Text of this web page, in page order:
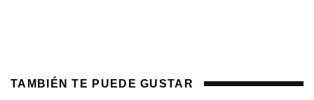
TAMBIÉN TE PUEDE GUSTAR